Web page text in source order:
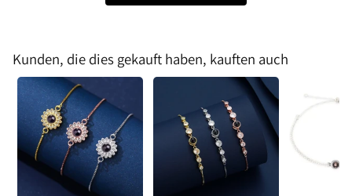
Kunden, die dies gekauft haben, kauften auch